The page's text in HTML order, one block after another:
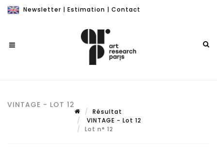
Newsletter | Estimation | Contact
VINTAGE - LOT 12
Résultat
VINTAGE - Lot 12
Lot n° 12